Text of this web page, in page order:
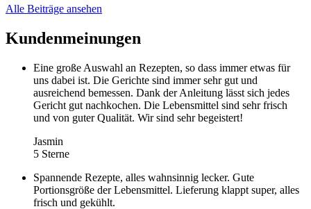
Alle Beiträge ansehen
Kundenmeinungen
Eine große Auswahl an Rezepten, so dass immer etwas für
uns dabei ist. Die Gerichte sind immer sehr gut und
ausreichend bemessen. Dank der Anleitung lässt sich jedes
Gericht gut nachkochen. Die Lebensmittel sind sehr frisch
und von guter Qualität. Wir sind sehr begeistert!
Jasmin
5 Sterne
Spannende Rezepte, alles wahnsinnig lecker. Gute
Portionsgröße der Lebensmittel. Lieferung klappt super, alles
frisch und gekühlt.